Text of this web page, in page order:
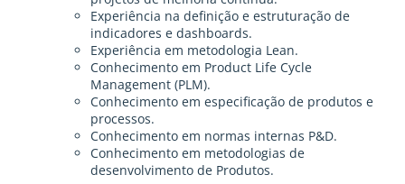
Experiência na definição e estruturação de
indicadores e dashboards.
Experiência em metodologia Lean.
Conhecimento em Product Life Cycle
Management (PLM).
Conhecimento em especificação de produtos e
processos.
Conhecimento em normas internas P&D.
Conhecimento em metodologias de
desenvolvimento de Produtos.